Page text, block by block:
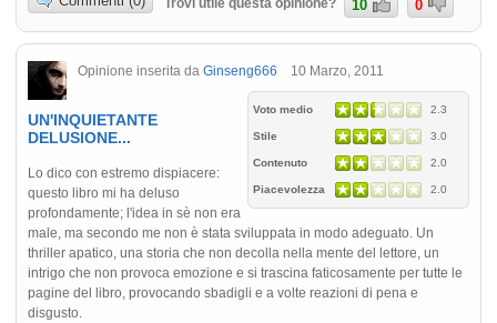
Trovi utile questa opinione? 10 0
Opinione inserita da Ginseng666 10 Marzo, 2011
Voto medio 2.3
Stile 3.0
Contenuto 2.0
Piacevolezza 2.0
UN'INQUIETANTE
DELUSIONE...
Lo dico con estremo dispiacere:
questo libro mi ha deluso
profondamente; l'idea in sè non era
male, ma secondo me non è stata sviluppata in modo adeguato. Un
thriller apatico, una storia che non decolla nella mente del lettore, un
intrigo che non provoca emozione e si trascina faticosamente per tutte le
pagine del libro, provocando sbadigli e a volte reazioni di pena e
disgusto.